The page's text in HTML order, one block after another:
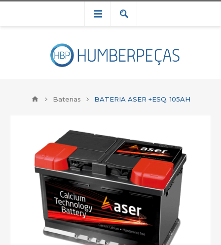
Baterias BATERIA ASER +ESQ. 105AH